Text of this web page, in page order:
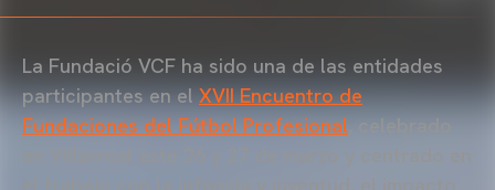
La Fundació VCF ha sido una de las entidades
participantes en elXVII Encuentro de
Fundaciones del Fútbol Profesional, celebrado